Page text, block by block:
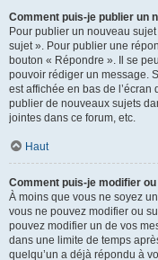
Comment puis-je publier un
Pour publier un nouveau
sujet ». Pour publier une
bouton « Répondre ». Il se
pouvoir rédiger un message.
est affichée en bas de
publier de nouveaux sujets
jointes dans ce forum, etc.
Haut
Comment puis-je modifier
À moins que vous ne soyez
vous ne pouvez modifier ou
pouvez modifier un de vos
dans une limite de temps
quelqu’un a déjà répondu à